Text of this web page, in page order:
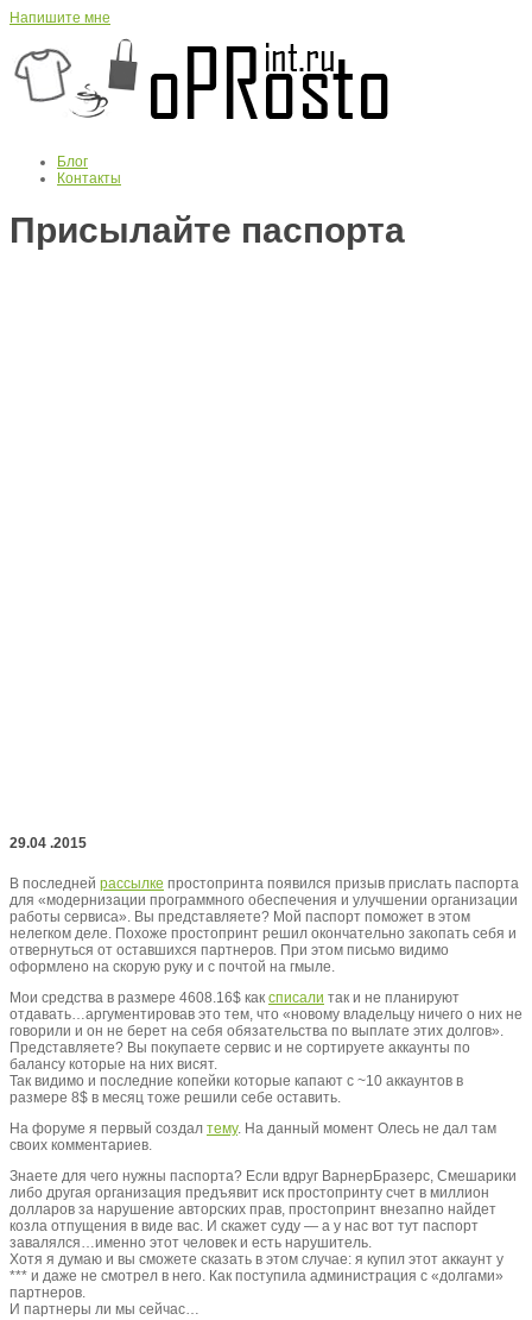
Напишите мне
Блог
Контакты
Присылайте паспорта
29.04 .2015
В последней рассылке простопринта появился призыв прислать паспорта
для «модернизации программного обеспечения и улучшении организации
работы сервиса». Вы представляете? Мой паспорт поможет в этом
нелегком деле. Похоже простопринт решил окончательно закопать себя и
отвернуться от оставшихся партнеров. При этом письмо видимо
оформлено на скорую руку и с почтой на гмыле.
Мои средства в размере 4608.16$ как списали так и не планируют
отдавать…аргументировав это тем, что «новому владельцу ничего о них не
говорили и он не берет на себя обязательства по выплате этих долгов».
Представляете? Вы покупаете сервис и не сортируете аккаунты по
балансу которые на них висят.
Так видимо и последние копейки которые капают с ~10 аккаунтов в
размере 8$ в месяц тоже решили себе оставить.
На форуме я первый создал тему. На данный момент Олесь не дал там
своих комментариев.
Знаете для чего нужны паспорта? Если вдруг ВарнерБразерс, Смешарики
либо другая организация предъявит иск простопринту счет в миллион
долларов за нарушение авторских прав, простопринт внезапно найдет
козла отпущения в виде вас. И скажет суду — а у нас вот тут паспорт
завалялся…именно этот человек и есть нарушитель.
Хотя я думаю и вы сможете сказать в этом случае: я купил этот аккаунт у
*** и даже не смотрел в него. Как поступила администрация с «долгами»
партнеров.
И партнеры ли мы сейчас…